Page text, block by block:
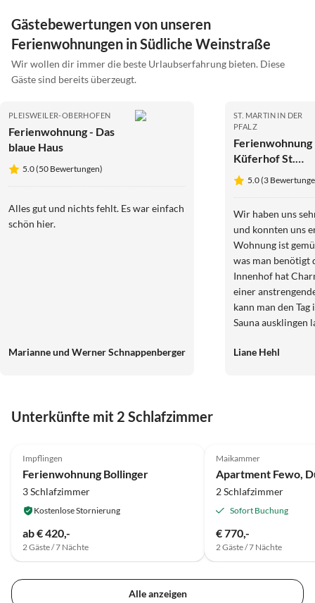
Gästebewertungen von unseren
Ferienwohnungen in Südliche Weinstraße
Wir wollen dir immer die beste Urlaubserfahrung bieten. Diese
Gäste sind bereits überzeugt.
PLEISWEILER-OBERHOFEN
Ferienwohnung - Das
blaue Haus
5.0 (50 Bewertungen)
Alles gut und nichts fehlt. Es war einfach
schön hier.
Marianne und Werner Schnappenberger
ST. MARTIN IN DER
PFALZ
Ferienwohnung
Küferhof St.
Martin
5.0 (3
Wir haben uns
und konnten uns
Wohnung ist
was man benötigt
Innenhof hat
einer
kann man den
Sauna ausklingen
Liane Hehl
Unterkünfte mit 2 Schlafzimmer
Impflingen
Ferienwohnung Bollinger
3 Schlafzimmer
Kostenlose Stornierung
ab € 420,-
2 Gäste / 7 Nächte
Maikammer
2 Schlafzimmer
Sofort Buchung
€ 770,-
2 Gäste / 7 Nächte
Alle anzeigen